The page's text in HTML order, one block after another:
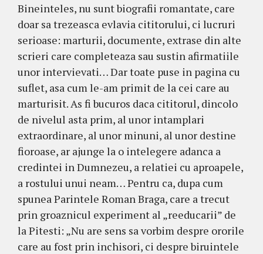
Bineinteles, nu sunt biografii romantate, care
doar sa trezeasca evlavia cititorului, ci lucruri
serioase: marturii, documente, extrase din alte
scrieri care completeaza sau sustin afirmatiile
unor intervievati… Dar toate puse in pagina cu
suflet, asa cum le-am primit de la cei care au
marturisit. As fi bucuros daca cititorul, dincolo
de nivelul asta prim, al unor intamplari
extraordinare, al unor minuni, al unor destine
fioroase, ar ajunge la o intelegere adanca a
credintei in Dumnezeu, a relatiei cu aproapele,
a rostului unui neam… Pentru ca, dupa cum
spunea Parintele Roman Braga, care a trecut
prin groaznicul experiment al „reeducarii” de
la Pitesti: „Nu are sens sa vorbim despre ororile
care au fost prin inchisori, ci despre biruintele